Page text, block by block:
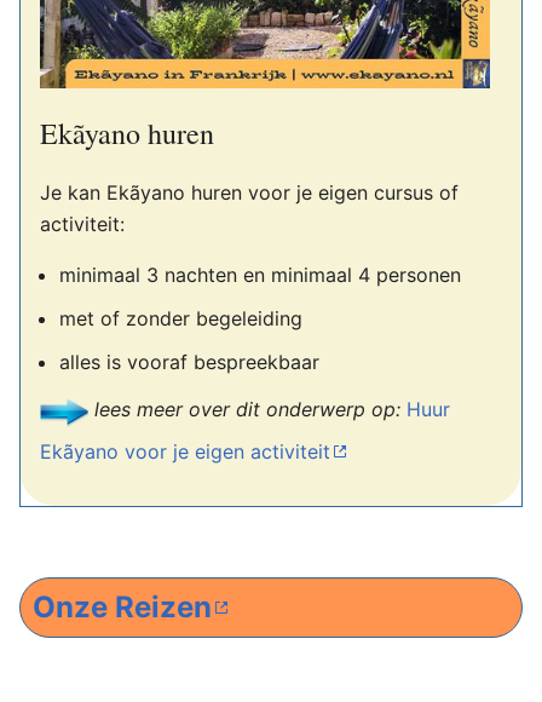
Ekãyano huren
Je kan Ekãyano huren voor je eigen cursus of
activiteit:
minimaal 3 nachten en minimaal 4 personen
met of zonder begeleiding
alles is vooraf bespreekbaar
lees meer over dit onderwerp op: Huur
Ekãyano voor je eigen activiteit
Onze Reizen